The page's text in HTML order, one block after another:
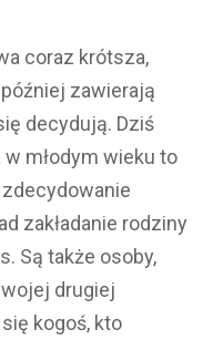
coraz krótsza,
zawierają
decydują. Dziś
młodym wieku to
zakładanie rodziny
Są także osoby,
drugiej
kogoś, kto